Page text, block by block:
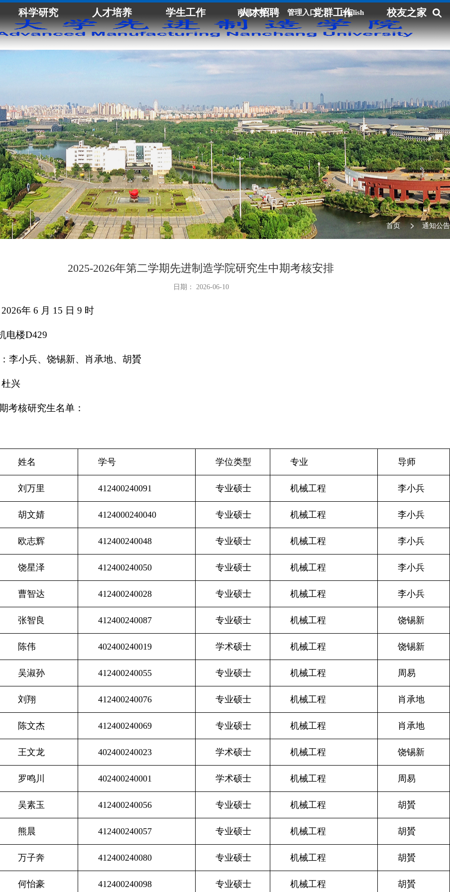
南昌大学 管理入口 English
科学研究 人才培养 学生工作 人才招聘 党群工作 校友之家
首页 通知公告
2025-2026年第二学期先进制造学院研究生中期考核安排
日期： 2026-06-10
年 6 月 15 日 9 时
电楼D429
李小兵、饶锡新、肖承地、胡贇
兴
考核研究生名单：
姓名 学号 学位类型 专业 导师
刘万里 412400240091 专业硕士 机械工程 李小兵
胡文婧 4124000240040 专业硕士 机械工程 李小兵
欧志辉 412400240048 专业硕士 机械工程 李小兵
饶星泽 412400240050 专业硕士 机械工程 李小兵
曹智达 412400240028 专业硕士 机械工程 李小兵
张智良 412400240087 专业硕士 机械工程 饶锡新
陈伟 402400240019 学术硕士 机械工程 饶锡新
吴淑孙 412400240055 专业硕士 机械工程 周易
刘翔 412400240076 专业硕士 机械工程 肖承地
陈文杰 412400240069 专业硕士 机械工程 肖承地
王文龙 402400240023 学术硕士 机械工程 饶锡新
罗鸣川 402400240001 学术硕士 机械工程 周易
吴素玉 412400240056 专业硕士 机械工程 胡贇
熊晨 412400240057 专业硕士 机械工程 胡贇
万子奔 412400240080 专业硕士 机械工程 胡贇
何怡豪 412400240098 专业硕士 机械工程 胡贇